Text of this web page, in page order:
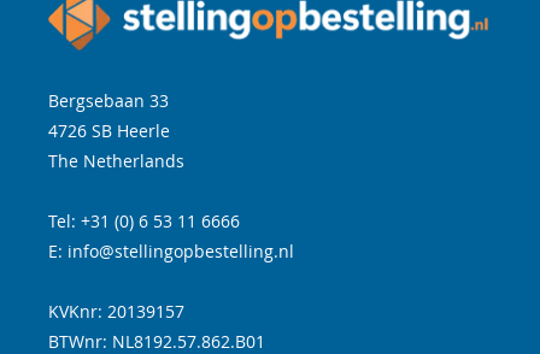
Bergsebaan 33
4726 SB Heerle
The Netherlands
Tel: +31 (0) 6 53 11 6666
E: info@stellingopbestelling.nl
KVKnr: 20139157
BTWnr: NL8192.57.862.B01